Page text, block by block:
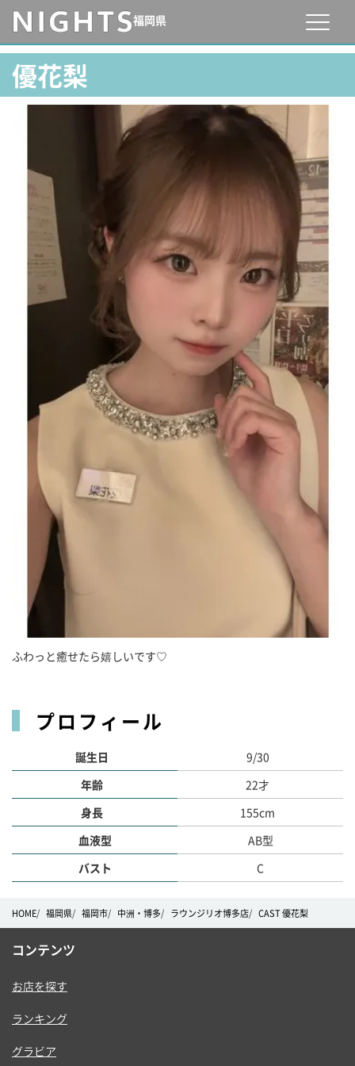
福岡県
優花梨
ふわっと癒せたら嬉しいです♡
プロフィール
誕生日
9/30
年齢
22才
身長
155cm
血液型
AB型
バスト
C
HOME 福岡県 福岡市 中洲・博多 ラウンジリオ博多店 CAST 優花梨
コンテンツ
お店を探す
ランキング
グラビア